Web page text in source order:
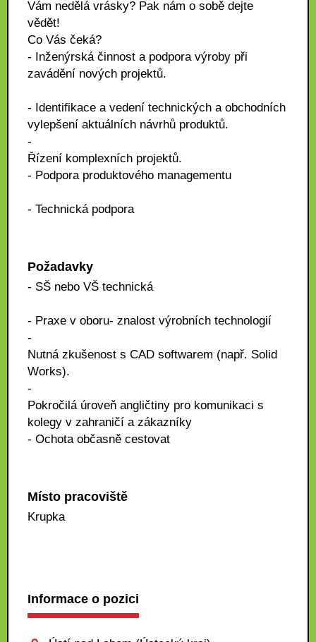
Vám nedělá vrásky? Pak nám o sobě dejte
vědět!
Co Vás čeká?
- Inženýrská činnost a podpora výroby při
zavádění nových projektů.
- Identifikace a vedení technických a obchodních
vylepšení aktuálních návrhů produktů.
-
Řízení komplexních projektů.
- Podpora produktového managementu
- Technická podpora
Požadavky
- SŠ nebo VŠ technická
- Praxe v oboru- znalost výrobních technologií
-
Nutná zkušenost s CAD softwarem (např. Solid
Works).
-
Pokročilá úroveň angličtiny pro komunikaci s
kolegy v zahraničí a zákazníky
- Ochota občasně cestovat
Místo pracoviště
Krupka
Informace o pozici